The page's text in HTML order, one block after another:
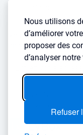
Nous utilisons
d’améliorer
proposer des
d’analyser
Refuser
Vous voulez
Inscrivez vous à notre